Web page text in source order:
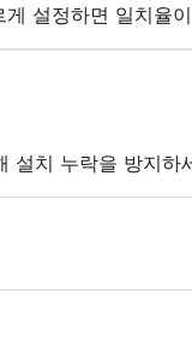
설정하면 일치율
설치 누락을 방지하